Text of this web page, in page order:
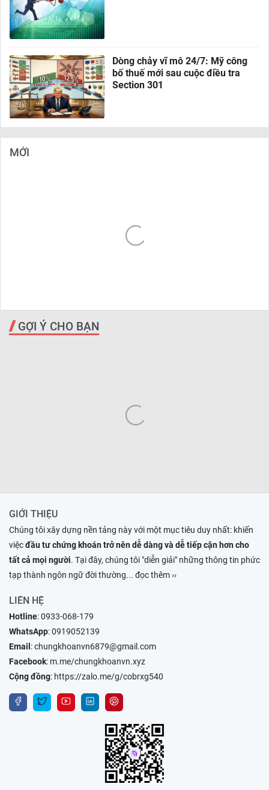
Dòng chảy vĩ mô 24/7: Mỹ công
bố thuế mới sau cuộc điều tra
Section 301
MỚI
GỢI Ý CHO BẠN
GIỚI THIỆU
Chúng tôi xây dựng nền tảng này với một mục tiêu duy nhất: khiến
việcđầu tư chứng khoán trở nên dễ dàng và dễ tiếp cận hơn cho
tất cả mọi người. Tại đây, chúng tôi "diễn giải" những thông tin phức
tạp thành ngôn ngữ đời thường... đọc thêm ››
LIÊN HỆ
Hotline:0933-068-179
WhatsApp:0919052139
Email :chungkhoanvn6879@gmail.com
Facebook: m.me/chungkhoanvn.xyz
Cộng đồng: https://zalo.me/g/cobrxg540